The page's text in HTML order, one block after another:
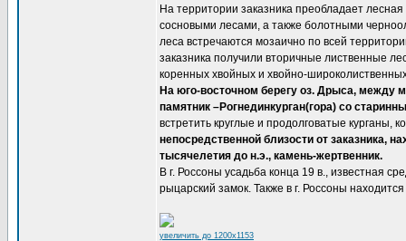
На территории заказника преобладает
сосновыми лесами, а также болотными
леса встречаются мозаично по всей
заказника получили вторичные лиственные
коренных хвойных и хвойно-
На юго-восточном берегу оз. Дрыса, между
памятник –Рогнединкурган(гора) со
встретить круглые и продолговатые курганы,
непосредственной близости от заказника,
тысячелетия до н.э., камень-жертвенник.
В г. Россоны усадьба конца 19 в., известная
рыцарский замок. Также в г. Россоны
увеличить до 1200x1153